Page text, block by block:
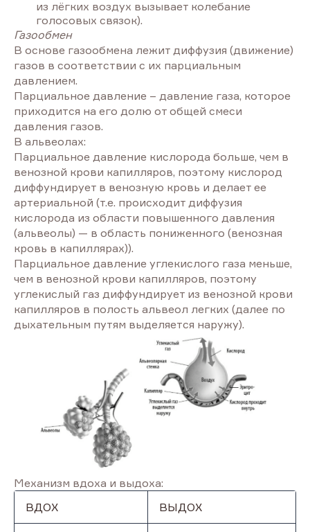
из лёгких воздух вызывает колебание
голосовых связок).
Газообмен
В основе газообмена лежит диффузия (движение)
газов в соответствии с их парциальным
давлением.
Парциальное давление – давление газа, которое
приходится на его долю от общей смеси
давления газов.
В альвеолах:
Парциальное давление кислорода больше, чем в
венозной крови капилляров, поэтому кислород
диффундирует в венозную кровь и делает ее
артериальной (т.е. происходит диффузия
кислорода из области повышенного давления
(альвеолы) — в область пониженного (венозная
кровь в капиллярах)).
Парциальное давление углекислого газа меньше,
чем в венозной крови капилляров, поэтому
углекислый газ диффундирует из венозной крови
капилляров в полость альвеол легких (далее по
дыхательным путям выделяется наружу).
Механизм вдоха и выдоха:
ВДОХ
ВЫДОХ